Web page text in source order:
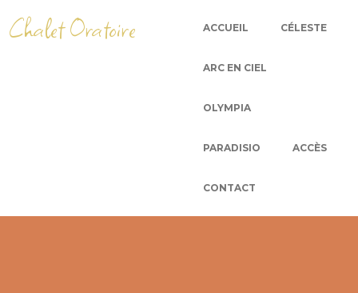
Chalet Oratoire ACCUEIL CÉLESTE
ARC EN CIEL
OLYMPIA
PARADISIO ACCÈS
CONTACT